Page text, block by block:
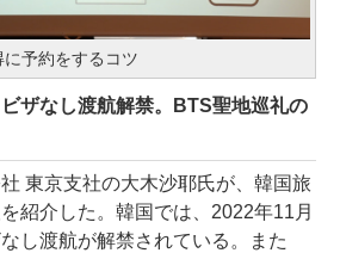
予約をするコツ
ザなし渡航解禁。BTS聖地巡礼の
東京支社の大木沙耶氏が、韓国旅
紹介した。韓国では、2022年11月
し渡航が解禁されている。また